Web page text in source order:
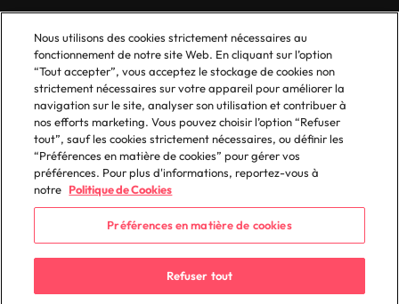
Nous utilisons des cookies strictement nécessaires au
fonctionnement de notre site Web. En cliquant sur l’option
“Tout accepter”, vous acceptez le stockage de cookies non
strictement nécessaires sur votre appareil pour améliorer la
navigation sur le site, analyser son utilisation et contribuer à
nos efforts marketing. Vous pouvez choisir l’option “Refuser
tout”, sauf les cookies strictement nécessaires, ou définir les
“Préférences en matière de cookies” pour gérer vos
préférences. Pour plus d'informations, reportez-vous à
notre Politique de Cookies
Préférences en matière de cookies
Refuser tout